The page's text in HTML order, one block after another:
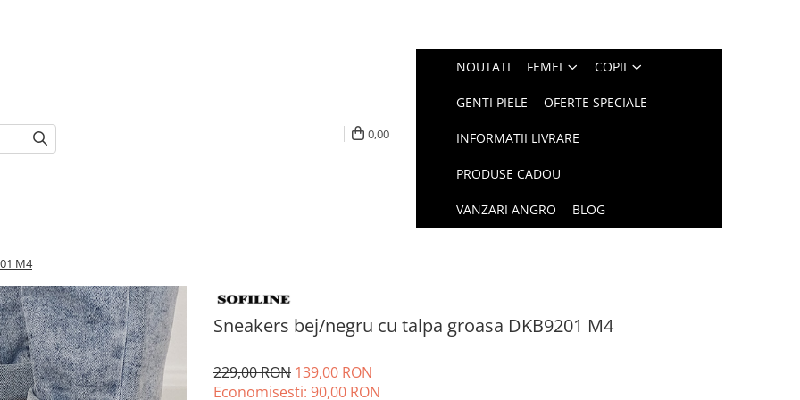
0,00
NOUTATI FEMEI COPII
GENTI PIELE OFERTE SPECIALE
INFORMATII LIVRARE
PRODUSE CADOU
VANZARI ANGRO BLOG
M4
Sneakers bej/negru cu talpa groasa DKB9201 M4
229,00 RON 139,00 RON
Economisesti: 90,00 RON